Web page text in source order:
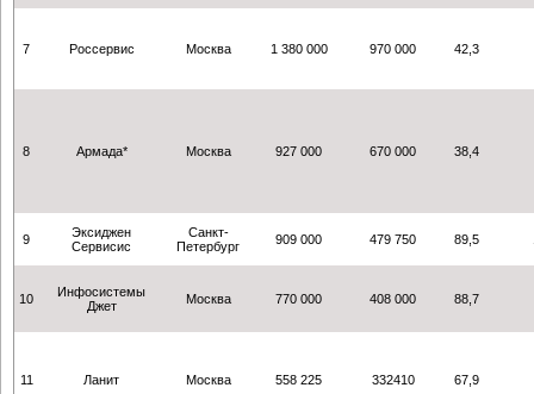
7 Россервис Москва 1 380 000 970 000 42,3
8 Армада* Москва 927 000 670 000 38,4
9
Эксиджен
Сервисис
Санкт-
Петербург
909 000 479 750 89,5
10
Инфосистемы
Джет
Москва 770 000 408 000 88,7
11 Ланит Москва 558 225 332410 67,9